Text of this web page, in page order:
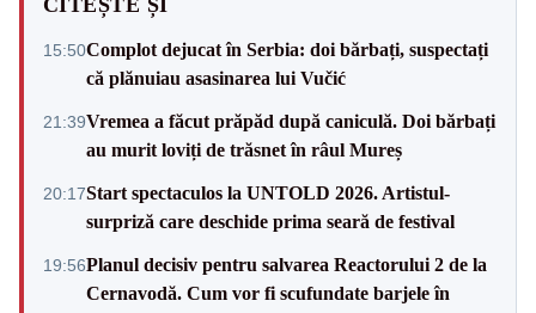
15:50Complot dejucat în Serbia: doi bărbați, suspectați
că plănuiau asasinarea lui Vučić
21:39Vremea a făcut prăpăd după caniculă. Doi bărbați
au murit loviți de trăsnet în râul Mureș
20:17Start spectaculos la UNTOLD 2026. Artistul-
surpriză care deschide prima seară de festival
19:56Planul decisiv pentru salvarea Reactorului 2 de la
Cernavodă. Cum vor fi scufundate barjele în